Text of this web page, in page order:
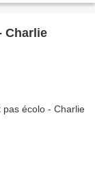
Charlie